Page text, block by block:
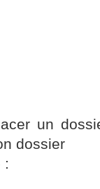
un
dossier
: